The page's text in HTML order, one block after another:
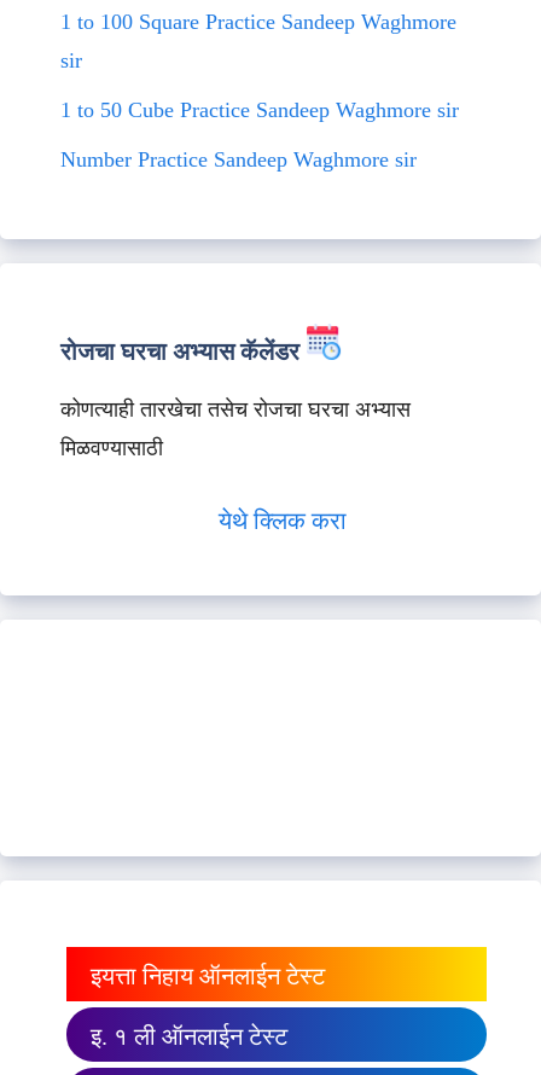
1 to 100 Square Practice Sandeep Waghmore
sir
1 to 50 Cube Practice Sandeep Waghmore sir
Number Practice Sandeep Waghmore sir
रोजचा घरचा अभ्यास कॅलेंडर
कोणत्याही तारखेचा तसेच रोजचा घरचा अभ्यास
मिळवण्यासाठी
येथे क्लिक करा
इयत्ता निहाय ऑनलाईन टेस्ट
इ. १ ली ऑनलाईन टेस्ट